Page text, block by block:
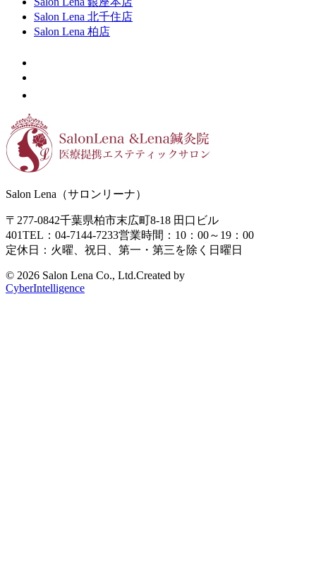
Salon Lena 北千住店
Salon Lena 柏店
Salon Lena（サロンリーナ）
〒277-0842千葉県柏市末広町8-18 田口ビル
401TEL：04-7144-7233営業時間：10：00～19：00
定休日：火曜、祝日、第一・第三を除く日曜日
© 2026 Salon Lena Co., Ltd.Created by
CyberIntelligence